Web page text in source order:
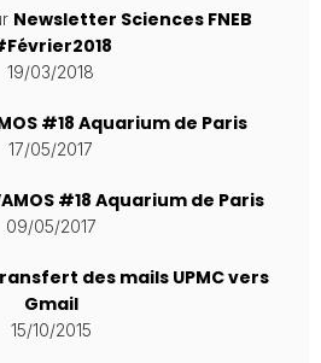
Newsletter Sciences FNEB
19/03/2018
#18 Aquarium de Paris
17/05/2017
#18 Aquarium de Paris
09/05/2017
des mails UPMC vers
Gmail
15/10/2015